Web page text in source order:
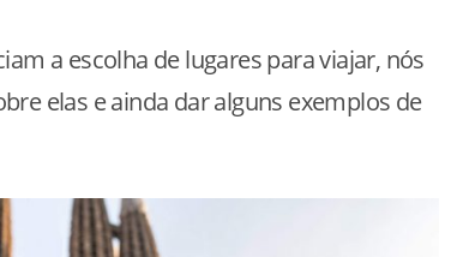
a escolha de lugares para viajar, nós
elas e ainda dar alguns exemplos de